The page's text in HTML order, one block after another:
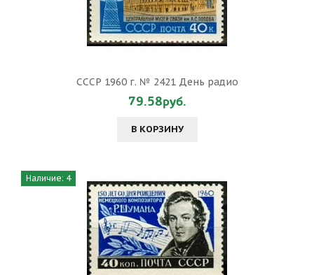
СССР 1960 г. № 2421 День радио
79.58руб.
В КОРЗИНУ
Наличие: 4